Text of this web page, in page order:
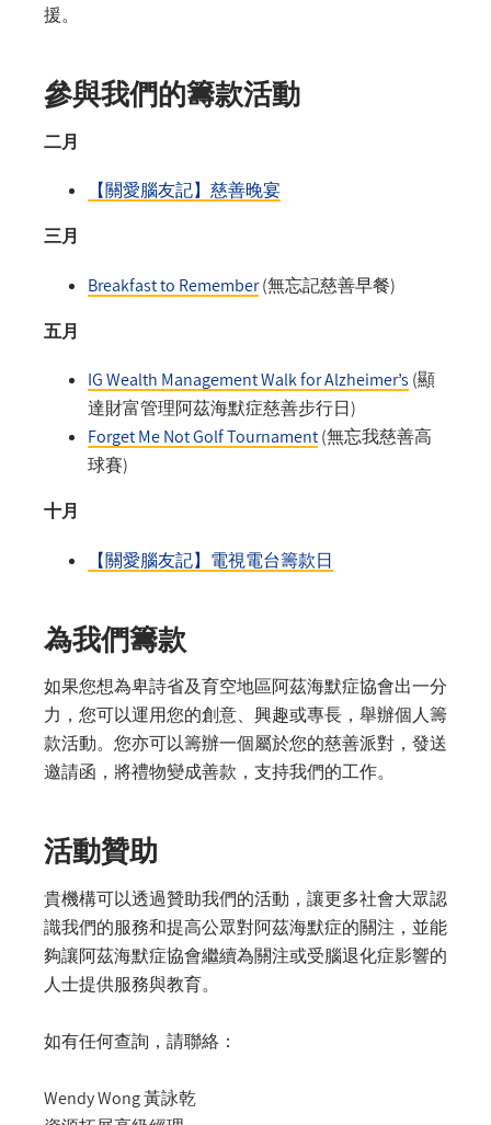
援。
參與我們的籌款活動
二月
【關愛腦友記】慈善晚宴
三月
Breakfast to Remember(無忘記慈善早餐)
五月
IG Wealth Management Walk for Alzheimer’s (顯
達財富管理阿茲海默症慈善步行日)
Forget Me Not Golf Tournament(無忘我慈善高
球賽)
十月
【關愛腦友記】電視電台籌款日
為我們籌款
如果您想為卑詩省及育空地區阿茲海默症協會出一分
力，您可以運用您的創意、興趣或專長，舉辦個人籌
款活動。您亦可以籌辦一個屬於您的慈善派對，發送
邀請函，將禮物變成善款，支持我們的工作。
活動贊助
貴機構可以透過贊助我們的活動，讓更多社會大眾認
識我們的服務和提高公眾對阿茲海默症的關注，並能
夠讓阿茲海默症協會繼續為關注或受腦退化症影響的
人士提供服務與教育。
如有任何查詢，請聯絡：
Wendy Wong 黃詠乾